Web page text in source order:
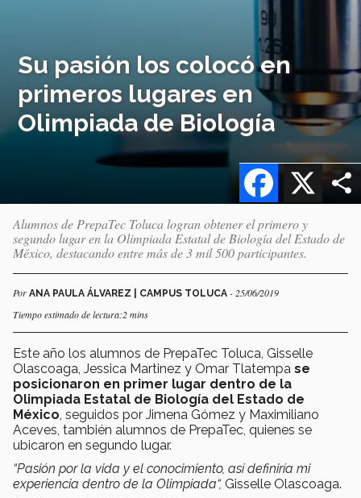
Su pasión los colocó en
primeros lugares en
Olimpiada de Biología
X
Facebook
Alumnos de PrepaTec Toluca logran obtener el primero y
segundo lugar en la Olimpiada Estatal de Biología del Estado de
México, destacando entre más de 3 mil 500 participantes.
Por ANA PAULA ÁLVAREZ | CAMPUS TOLUCA - 25/06/2019
Tiempo estimado de lectura:2 mins
Este año los alumnos de PrepaTec Toluca, Gisselle
Olascoaga, Jessica Martinez y Omar Tlatempa se
posicionaron en primer lugar dentro de la
Olimpiada Estatal de Biología del Estado de
México , seguidos por Jimena Gómez y Maximiliano
Aceves, también alumnos de PrepaTec, quienes se
ubicaron en segundo lugar.
“Pasión por la vida y el conocimiento, así definiría mi
experiencia dentro de la Olimpiada“, Gisselle Olascoaga.